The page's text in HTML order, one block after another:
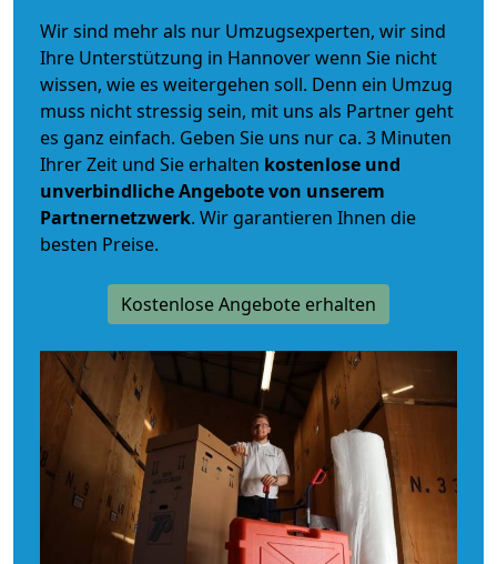
Wir sind mehr als nur Umzugsexperten, wir sind
Ihre Unterstützung in Hannover wenn Sie nicht
wissen, wie es weitergehen soll. Denn ein Umzug
muss nicht stressig sein, mit uns als Partner geht
es ganz einfach. Geben Sie uns nur ca. 3 Minuten
Ihrer Zeit und Sie erhalten kostenlose und
unverbindlicheAngebote von unserem
Partnernetzwerk. Wir garantieren Ihnen die
besten Preise.
Kostenlose Angebote erhalten